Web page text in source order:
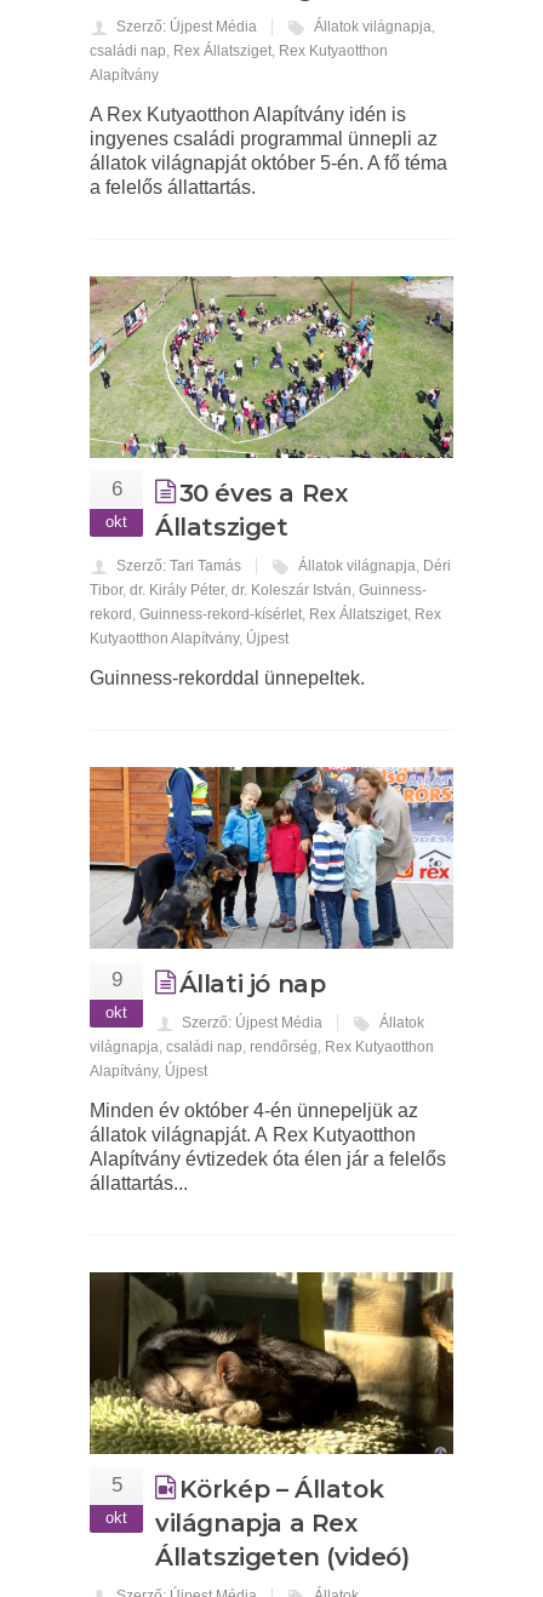
Szerző: Újpest Média Állatok világnapja
családi nap Rex Állatsziget Rex Kutyaotthon
Alapítvány
A Rex Kutyaotthon Alapítvány idén is
ingyenes családi programmal ünnepli az
állatok világnapját október 5-én. A fő téma
a felelős állattartás.
6
okt
30 éves a Rex
Állatsziget
Szerző: Tari Tamás Állatok világnapja Déri
Tibor, dr. Király Péter, dr. Koleszár István Guinness-
rekord Guinness-rekord-kísérlet Rex Állatsziget Rex
Kutyaotthon Alapítvány, Újpest
Guinness-rekorddal ünnepeltek.
9
okt
Állati jó nap
Szerző: Újpest Média
Állatok
világnapja családi nap rendőrség Rex Kutyaotthon
Alapítvány, Újpest
Minden év október 4-én ünnepeljük az
állatok világnapját. A Rex Kutyaotthon
Alapítvány évtizedek óta élen jár a felelős
állattartás...
5
okt
Körkép – Állatok
világnapja a Rex
Állatszigeten (videó)